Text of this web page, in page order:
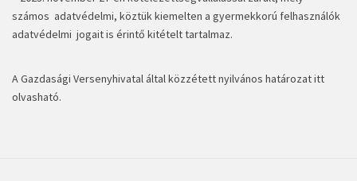
számos adatvédelmi, köztük kiemelten a gyermekkorú felhasználók
adatvédelmi jogait is érintő kitételt tartalmaz.
A Gazdasági Versenyhivatal által közzétettnyilvános határozat itt
olvasható.